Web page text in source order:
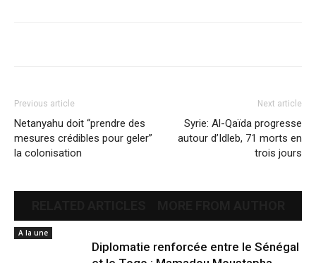
Previous article
Netanyahu doit “prendre des
mesures crédibles pour geler”
la colonisation
Next article
Syrie: Al-Qaïda progresse
autour d’Idleb, 71 morts en
trois jours
A la une
Diplomatie renforcée entre le Sénégal